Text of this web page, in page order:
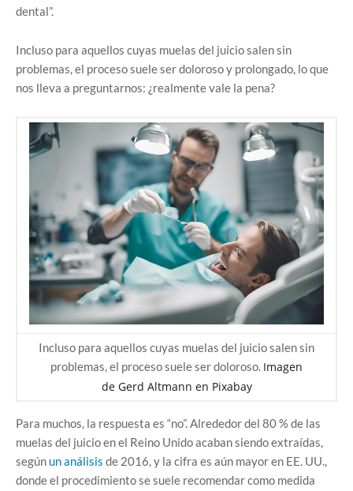
dental”.
Incluso para aquellos cuyas muelas del juicio salen sin
problemas, el proceso suele ser doloroso y prolongado, lo que
nos lleva a preguntarnos: ¿realmente vale la pena?
Incluso para aquellos cuyas muelas del juicio salen sin
problemas, el proceso suele ser doloroso. Imagen
de Gerd Altmann en Pixabay
Para muchos, la respuesta es “no”. Alrededor del 80 % de las
muelas del juicio en el Reino Unido acaban siendo extraídas,
según un análisis de 2016, y la cifra es aún mayor en EE. UU.,
donde el procedimiento se suele recomendar como medida